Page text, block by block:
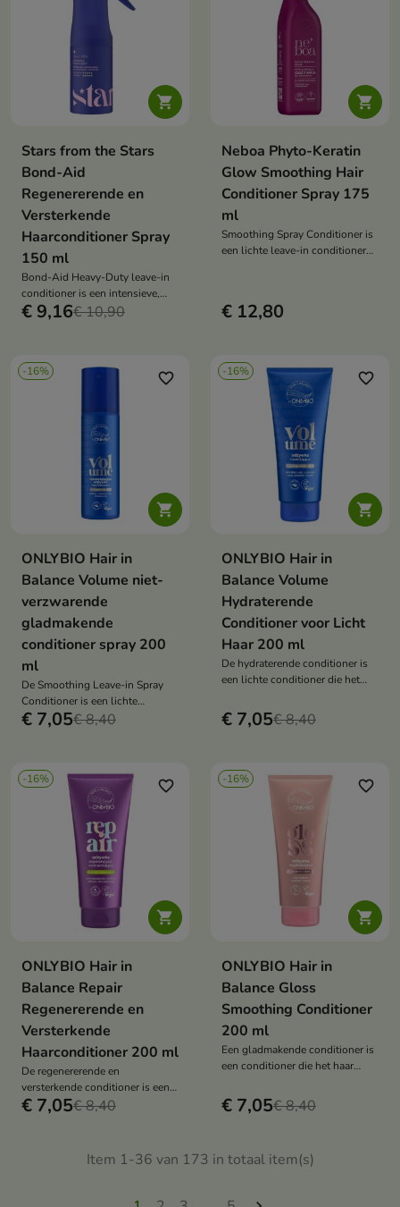

Stars from the Stars
Bond-Aid
Regenererende en
Versterkende
Haarconditioner Spray
150 ml
Bond-Aid Heavy-Duty leave-in
conditioner is een intensieve,
regenererende behandeling die
€ 9,16€ 10,90

Neboa Phyto-Keratin
Glow Smoothing Hair
Conditioner Spray 175
ml
Smoothing Spray Conditioner is
een lichte leave-in conditioner
€ 12,80
-16%

favorite_border
ONLYBIO Hair in
Balance Volume niet-
verzwarende
gladmakende
conditioner spray 200
ml
De Smoothing Leave-in Spray
Conditioner is een lichte
conditioner die het haar glad
€ 7,05€ 8,40
-16%

favorite_border
ONLYBIO Hair in
Balance Volume
Hydraterende
Conditioner voor Licht
Haar 200 ml
De hydraterende conditioner is
een lichte conditioner die het
glad maakt zonder het te
verzwaren, en zorgt voor een
€ 7,05€ 8,40
-16%

favorite_border
ONLYBIO Hair in
Balance Repair
Regenererende en
Versterkende
Haarconditioner 200 ml
De regenererende en
versterkende conditioner is een
intensief herstellende
gezonde uitstraling herstelt.
€ 7,05€ 8,40
-16%

favorite_border
ONLYBIO Hair in
Balance Gloss
Smoothing Conditioner
200 ml
Een gladmakende conditioner is
een conditioner die het haar
zwevend effect geeft, ideaal voor
dof en weerbarstig haar.
€ 7,05€ 8,40
Item 1-36 van 173 in totaal item(s)